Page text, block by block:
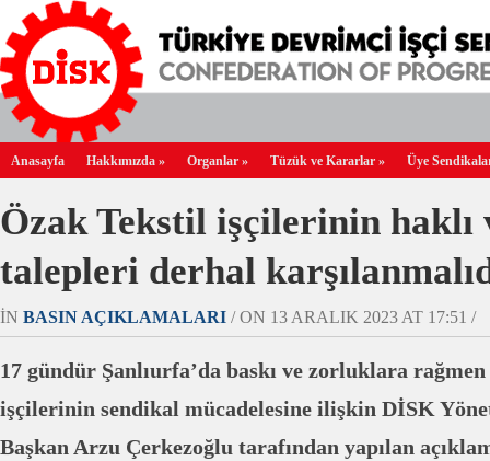
Anasayfa Hakkımızda » Organlar » Tüzük ve Kararlar » Üye
Özak Tekstil işçilerinin haklı
talepleri derhal
IN BASIN AÇIKLAMALARI / ON 13 ARALIK 2023 AT 17:51 /
17 gündür Şanlıurfa’da baskı ve zorluklara
işçilerinin sendikal mücadelesine ilişkin DİSK
Başkan Arzu Çerkezoğlu tarafından yapılan